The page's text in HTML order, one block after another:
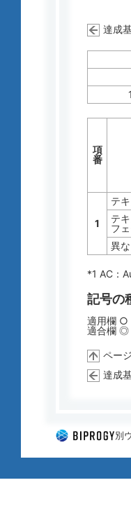
達成
項
番
1
テ
テ
フ
異
*1 AC：
記号の
適用欄 ○
適合欄 ◎
ペー
達成
別